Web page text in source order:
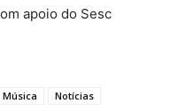
apoio do Sesc
Música Notícias